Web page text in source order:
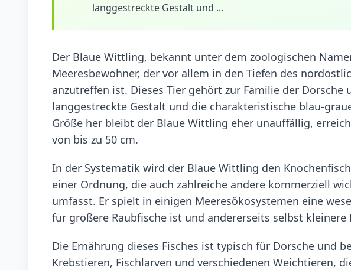
langgestreckte Gestalt und ...
Der Blaue Wittling, bekannt unter dem zoologischen
Meeresbewohner, der vor allem in den Tiefen des
anzutreffen ist. Dieses Tier gehört zur Familie der Dorsche
langgestreckte Gestalt und die charakteristische blau-
Größe her bleibt der Blaue Wittling eher unauffällig,
von bis zu 50 cm.
In der Systematik wird der Blaue Wittling den
einer Ordnung, die auch zahlreiche andere kommerziell
umfasst. Er spielt in einigen Meeresökosystemen eine
für größere Raubfische ist und andererseits selbst kleinere
Die Ernährung dieses Fisches ist typisch für Dorsche und
Krebstieren, Fischlarven und verschiedenen Weichtieren,